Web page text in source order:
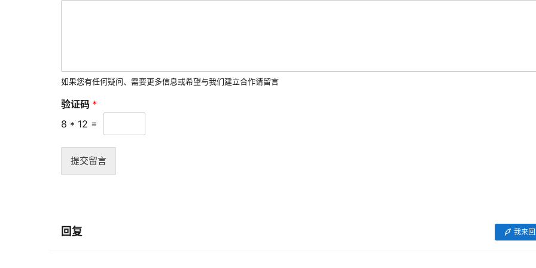
如果您有任何疑问、需要更多信息或希望与我们建立合作请留言
验证码 *
8 * 12 =
提交留言
回复 我来